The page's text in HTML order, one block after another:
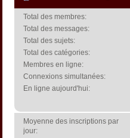
Total des membres:
Total des messages:
Total des sujets:
Total des catégories:
Membres en ligne:
Connexions simultanées:
En ligne aujourd'hui:
Moyenne des inscriptions par
jour: